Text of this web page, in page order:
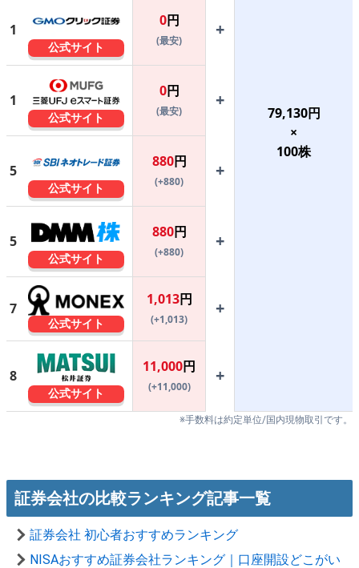
79,130円
×
100株
1
公式サイト
0円
(最安)
+
1
公式サイト
0円
(最安)
+
5
公式サイト
880円
(+880)
+
5
公式サイト
880円
(+880)
+
7
公式サイト
1,013円
(+1,013)
+
8
公式サイト
11,000円
(+11,000)
+
※手数料は約定単位/国内現物取引です。
証券会社の比較ランキング記事一覧
証券会社 初心者おすすめランキング
NISAおすすめ証券会社ランキング｜口座開設どこがい